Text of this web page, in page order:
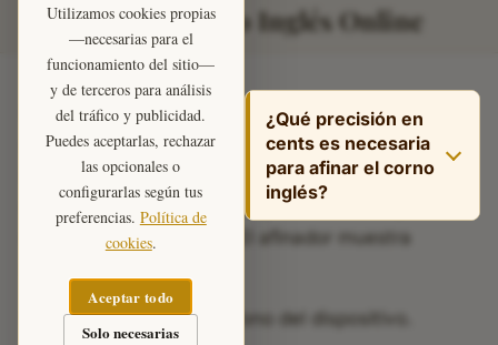
Utilizamos cookies propias
—necesarias para el
funcionamiento del sitio—
y de terceros para análisis
del tráfico y publicidad.
Puedes aceptarlas, rechazar
las opcionales o
configurarlas según tus
preferencias. Política de
cookies.
Aceptar todo
Solo necesarias
¿Qué precisión en
cents es necesaria
para afinar el corno
inglés?
Para práctica
orquesta, ajustar a ±5
Afinador de Corno Inglés Online
El afinador de corno inglés funciona directamente
desde el navegador sin instalar nada. El corno
inglés es un instrumento transpositor en Fa:
cuando el intérprete lee Do, suena Fa real, una
quinta justa más grave. El afinador muestra
Solo hace falta el micrófono del dispositivo.